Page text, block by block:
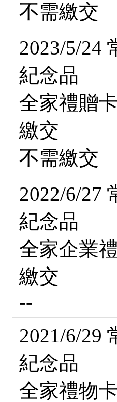
不需繳交
2023/5/24
紀念品
全家禮贈
繳交
不需繳交
2022/6/27
紀念品
全家企業
繳交
--
2021/6/29
紀念品
全家禮物